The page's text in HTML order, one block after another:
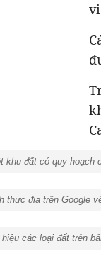
khu đất có quy hoạch
thực địa trên Google
các loại đất trên